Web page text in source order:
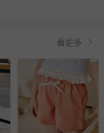
看更多